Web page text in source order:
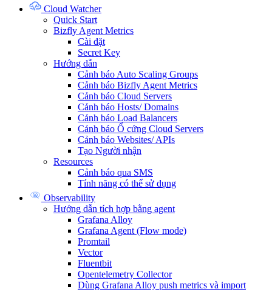
Cloud Watcher
Quick Start
Bizfly Agent Metrics
Cài đặt
Secret Key
Hướng dẫn
Cảnh báo Auto Scaling Groups
Cảnh báo Bizfly Agent Metrics
Cảnh báo Cloud Servers
Cảnh báo Hosts/ Domains
Cảnh báo Load Balancers
Cảnh báo Ổ cứng Cloud Servers
Cảnh báo Websites/ APIs
Tạo Người nhận
Resources
Cảnh báo qua SMS
Tính năng có thể sử dụng
Observability
Hướng dẫn tích hợp bằng agent
Grafana Alloy
Grafana Agent (Flow mode)
Promtail
Vector
Fluentbit
Opentelemetry Collector
Dùng Grafana Alloy push metrics và import